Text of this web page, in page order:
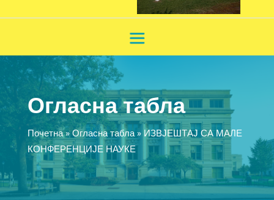
Огласна табла
Почетна»Огласна табла» ИЗВЈЕШТАЈ СА МАЛЕ
КОНФЕРЕНЦИЈЕ НАУКЕ